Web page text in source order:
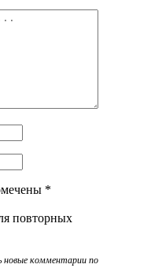
*
повторных
новые комментарии по